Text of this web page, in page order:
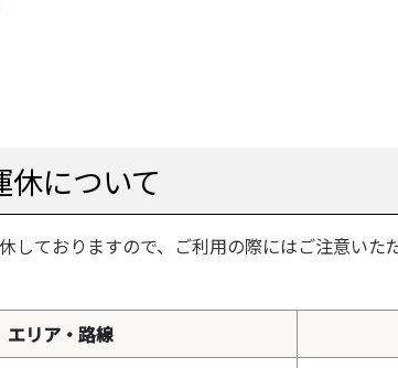
休について
しておりますので、ご利用の際にはご注意いた
エリア・路線